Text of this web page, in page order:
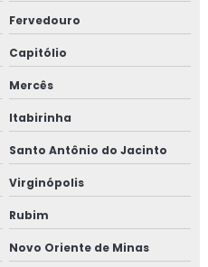
Fervedouro
Capitólio
Mercês
Itabirinha
Santo Antônio do Jacinto
Virginópolis
Rubim
Novo Oriente de Minas